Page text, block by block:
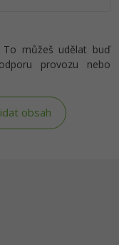
To můžeš udělat buď
provozu nebo
obsah